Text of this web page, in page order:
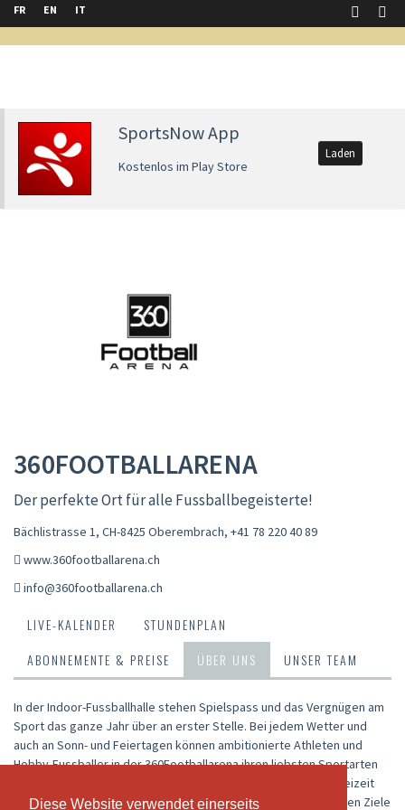
Diese Website verwendet einerseits
Diese Website verwendet einerseits
FR EN IT
SportsNow App
Kostenlos im Play Store
Laden
360FOOTBALLARENA
Der perfekte Ort für alle Fussballbegeisterte!
Bächlistrasse 1, CH-8425 Oberembrach, +41 78 220 40 89
www.360footballarena.ch
info@360footballarena.ch
LIVE-KALENDER
STUNDENPLAN
ABONNEMENTE & PREISE
ÜBER UNS UNSER TEAM
In der Indoor-Fussballhalle stehen Spielspass und das Vergnügen am
Sport das ganze Jahr über an erster Stelle. Bei jedem Wetter und
auch an Sonn- und Feiertagen können ambitionierte Athleten und
Hobby-Fussballer in der 360Footballarena ihren liebsten Sportarten
nachgehen. Hier kannst Du Deine Freude am Fussball in der Freizeit
uneingeschränkt ausleben oder als Profi-Sportler die gesetzten Ziele